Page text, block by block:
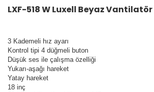
LXF-518 W Luxell Beyaz
3 Kademeli hız ayarı
Kontrol tipi 4 düğmeli buton
Düşük ses ile çalışma özelliği
Yukarı-aşağı hareket
Yatay hareket
18 inç